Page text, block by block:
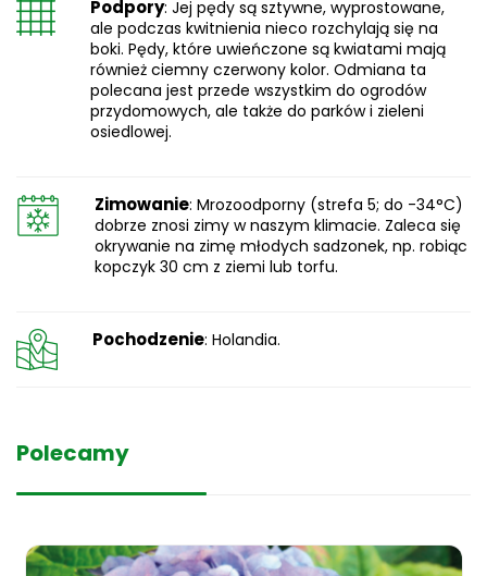
Podpory: Jej pędy są sztywne, wyprostowane,
ale podczas kwitnienia nieco rozchylają się na
boki. Pędy, które uwieńczone są kwiatami mają
również ciemny czerwony kolor. Odmiana ta
polecana jest przede wszystkim do ogrodów
przydomowych, ale także do parków i zieleni
osiedlowej.
Zimowanie: Mrozoodporny (strefa 5; do -34°C)
dobrze znosi zimy w naszym klimacie. Zaleca się
okrywanie na zimę młodych sadzonek, np. robiąc
kopczyk 30 cm z ziemi lub torfu.
Pochodzenie: Holandia.
Polecamy